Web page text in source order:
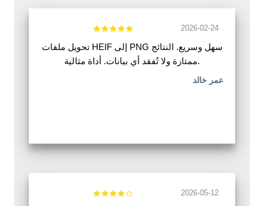
2026-02-24
تحويل ملفات HEIF إلى PNG سهل وسريع. النتائج
ممتازة ولا تُفقد أي بيانات. أداة مثالية.
عمر خالد
2026-05-12